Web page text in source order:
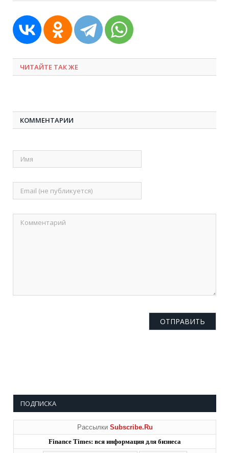
ЧИТАЙТЕ ТАК ЖЕ
КОММЕНТАРИИ
ПОДПИСКА
Рассылки Subscribe.Ru
Finance Times: вся информация для бизнеса